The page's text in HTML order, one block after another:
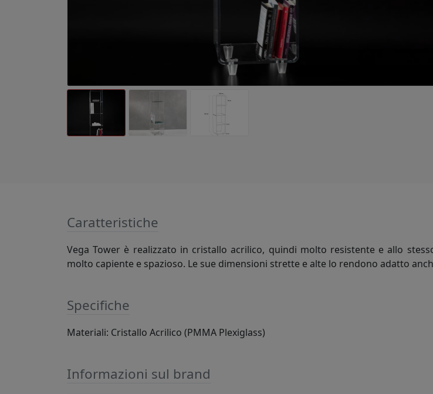
Caratteristiche
Vega Tower è realizzato in cristallo acrilico, quindi molto resistente e allo
molto capiente e spazioso. Le sue dimensioni strette e alte lo rendono adatto
Specifiche
Materiali: Cristallo Acrilico (PMMA Plexiglass)
Informazioni sul brand